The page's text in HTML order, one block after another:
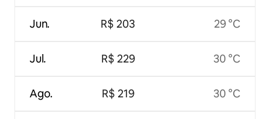
Jun.
Jul.
Ago.
R$ 203
R$ 229
R$ 219
29 °C
30 °C
30 °C